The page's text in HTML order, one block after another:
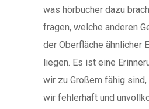
was hörbücher dazu
fragen, welche anderen
der Oberfläche ähnlicher
liegen. Es ist eine
wir zu Großem fähig sind,
wir fehlerhaft und